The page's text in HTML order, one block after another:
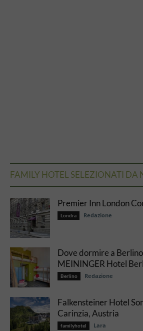
FAMILY HOTEL SELEZIONATI DA
Premier Inn London
Londra Redazione
Dove dormire a
MEININGER Hotel
Berlino Redazione
Falkensteiner Hotel
Carinzia, Austria
familyhotel Lara